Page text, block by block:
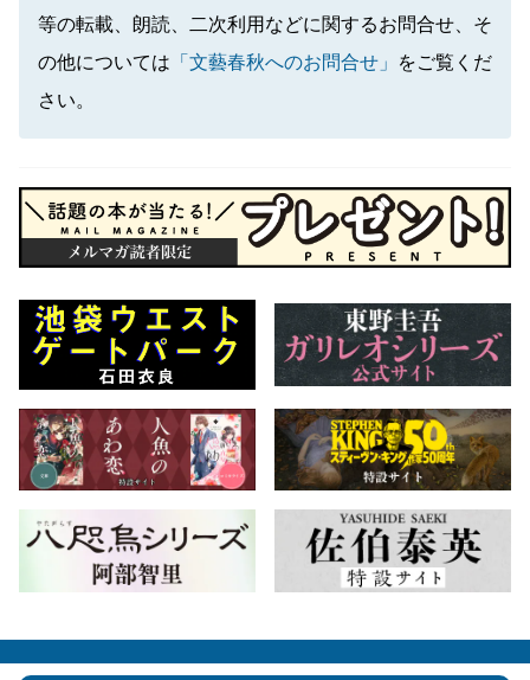
等の転載、朗読、二次利用などに関するお問合せ、そ
の他については 「文藝春秋へのお問合せ」
をご覧くだ
さい。